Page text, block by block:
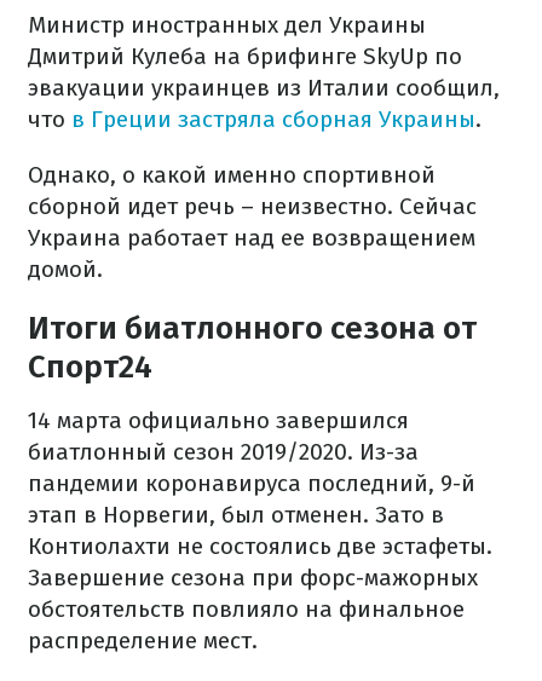
Министр иностранных дел Украины
Дмитрий Кулеба на брифинге SkyUp по
эвакуации украинцев из Италии сообщил,
что в Греции застряла сборная Украины.
Однако, о какой именно спортивной
сборной идет речь – неизвестно. Сейчас
Украина работает над ее возвращением
домой.
Итоги биатлонного сезона от
Спорт24
14 марта официально завершился
биатлонный сезон 2019/2020. Из-за
пандемии коронавируса последний, 9-й
этап в Норвегии, был отменен. Зато в
Контиолахти не состоялись две эстафеты.
Завершение сезона при форс-мажорных
обстоятельств повлияло на финальное
распределение мест.